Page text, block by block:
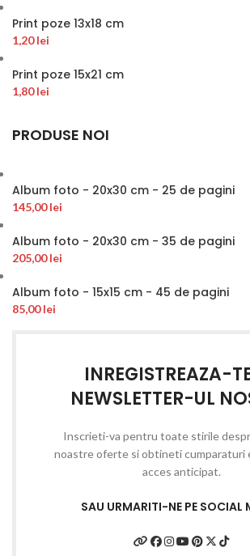
Print poze 13x18 cm
1,20lei
Print poze 15x21 cm
1,80lei
PRODUSE NOI
Album foto - 20x30 cm - 25 de pagini
145,00lei
Album foto - 20x30 cm - 35 de pagini
205,00lei
Album foto - 15x15 cm - 45 de pagini
85,00lei
INREGISTREAZA-
NEWSLETTER-UL
Inscrieti-va pentru toate stirile
noastre oferte si obtineti cumparaturi
acces anticipat.
SAU URMARITI-NE PE SOCIAL